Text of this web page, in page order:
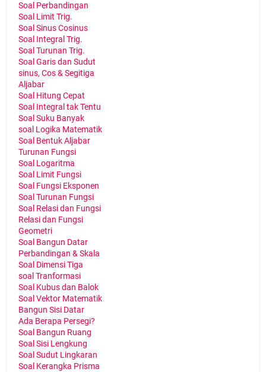
Soal Perbandingan
Soal Limit Trig.
Soal Sinus Cosinus
Soal Integral Trig.
Soal Turunan Trig.
Soal Garis dan Sudut
sinus, Cos & Segitiga
Aljabar
Soal Hitung Cepat
Soal Integral tak Tentu
Soal Suku Banyak
soal Logika Matematik
Soal Bentuk Aljabar
Turunan Fungsi
Soal Logaritma
Soal Limit Fungsi
Soal Fungsi Eksponen
Soal Turunan Fungsi
Soal Relasi dan Fungsi
Relasi dan Fungsi
Geometri
Soal Bangun Datar
Perbandingan & Skala
Soal Dimensi Tiga
soal Tranformasi
Soal Kubus dan Balok
Soal Vektor Matematik
Bangun Sisi Datar
Ada Berapa Persegi?
Soal Bangun Ruang
Soal Sisi Lengkung
Soal Sudut Lingkaran
Soal Kerangka Prisma